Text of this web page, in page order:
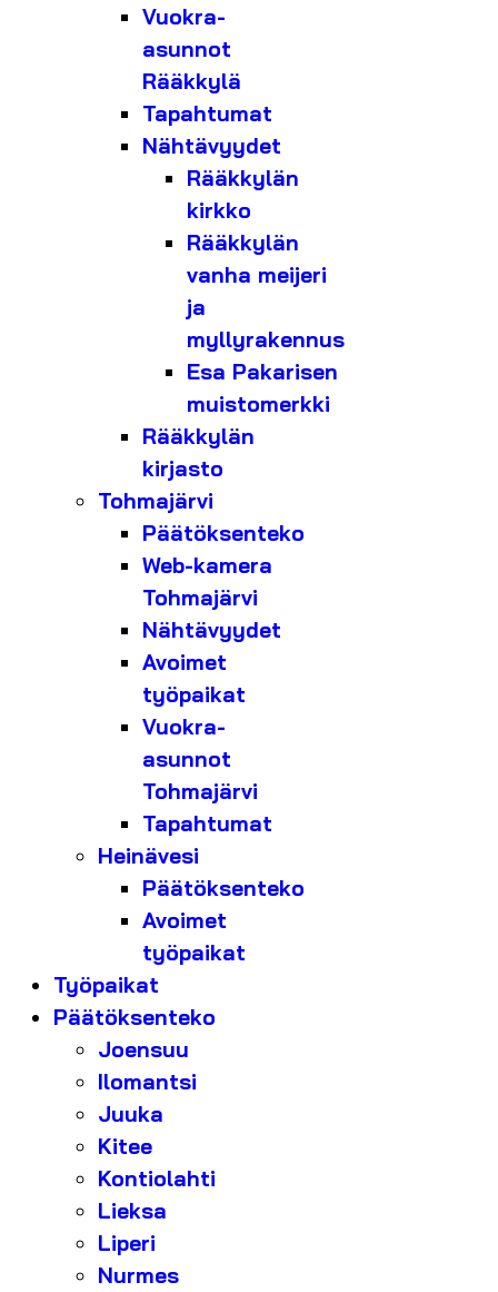
Vuokra-
asunnot
Rääkkylä
Tapahtumat
Nähtävyydet
Rääkkylän
kirkko
Rääkkylän
vanha meijeri
ja
myllyrakennus
Esa Pakarisen
muistomerkki
Rääkkylän
kirjasto
Tohmajärvi
Päätöksenteko
Web-kamera
Tohmajärvi
Nähtävyydet
Avoimet
työpaikat
Vuokra-
asunnot
Tohmajärvi
Tapahtumat
Heinävesi
Päätöksenteko
Avoimet
työpaikat
Työpaikat
Päätöksenteko
Joensuu
Ilomantsi
Juuka
Kitee
Kontiolahti
Lieksa
Liperi
Nurmes